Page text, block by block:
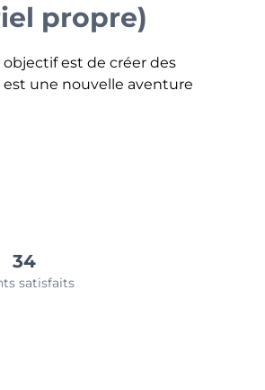
propre)
est de créer des
est une nouvelle aventure
34
satisfaits